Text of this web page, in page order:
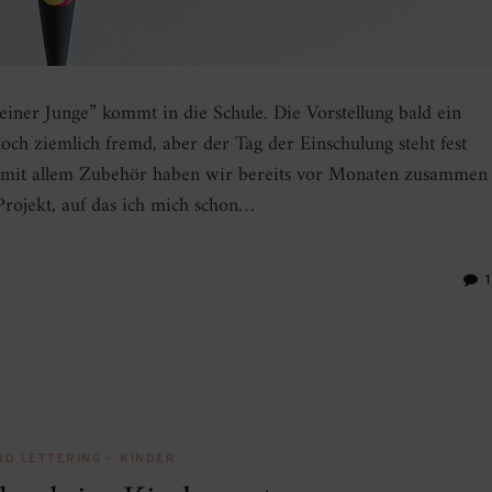
Junge” kommt in die Schule. Die Vorstellung bald ein
ziemlich fremd, aber der Tag der Einschulung steht fest
allem Zubehör haben wir bereits vor Monaten zusammen
auf das ich mich schon…
1
LETTERING KINDER